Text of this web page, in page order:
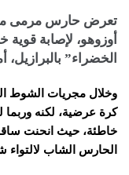
تعرض حارس مرمى
أوزوهو، لإصابة قوية
الخضراء”
كرة عرضية، لكنه
خاطئة، حيث انحنت
الحارس الشاب